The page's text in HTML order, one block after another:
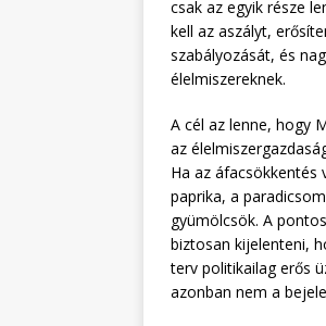
csak az egyik része
kell az aszályt,
szabályozását, és
élelmiszereknek.
A cél az lenne, hogy
az
Ha az áfacsökkentés
paprika, a
gyümölcsök. A
biztosan kijelenteni,
terv politikailag erős
azonban nem a